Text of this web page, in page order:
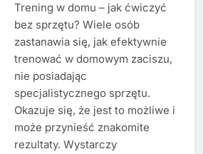
Trening w domu – jak ćwiczyć
bez sprzętu? Wiele osób
zastanawia się, jak efektywnie
trenować w domowym zaciszu,
nie posiadając
specjalistycznego sprzętu.
Okazuje się, że jest to możliwe i
może przynieść znakomite
rezultaty. Wystarczy